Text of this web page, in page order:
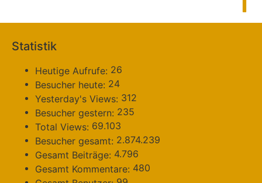
Statistik
Heutige Aufrufe: 26
Besucher heute: 24
Yesterday's Views: 312
Besucher gestern: 235
Total Views: 69.103
Besucher gesamt: 2.874.239
Gesamt Beiträge: 4.796
Gesamt Kommentare: 480